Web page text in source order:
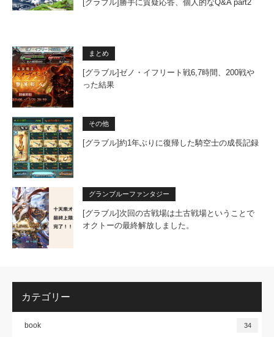
[グラブル]勝手に質疑応答、個人的なQ&A part2
まとめ
[グラブル]ゼノ・イフリート戦6,7時間、200戦や
った結果
その他
[グラブル]約1年ぶりに復帰した騎空士の成長記録
グランブルーファンタジー
[グラブル]次回の古戦場は土古戦場ということで
オクトーの最終解放しました。
カテゴリー
book 34